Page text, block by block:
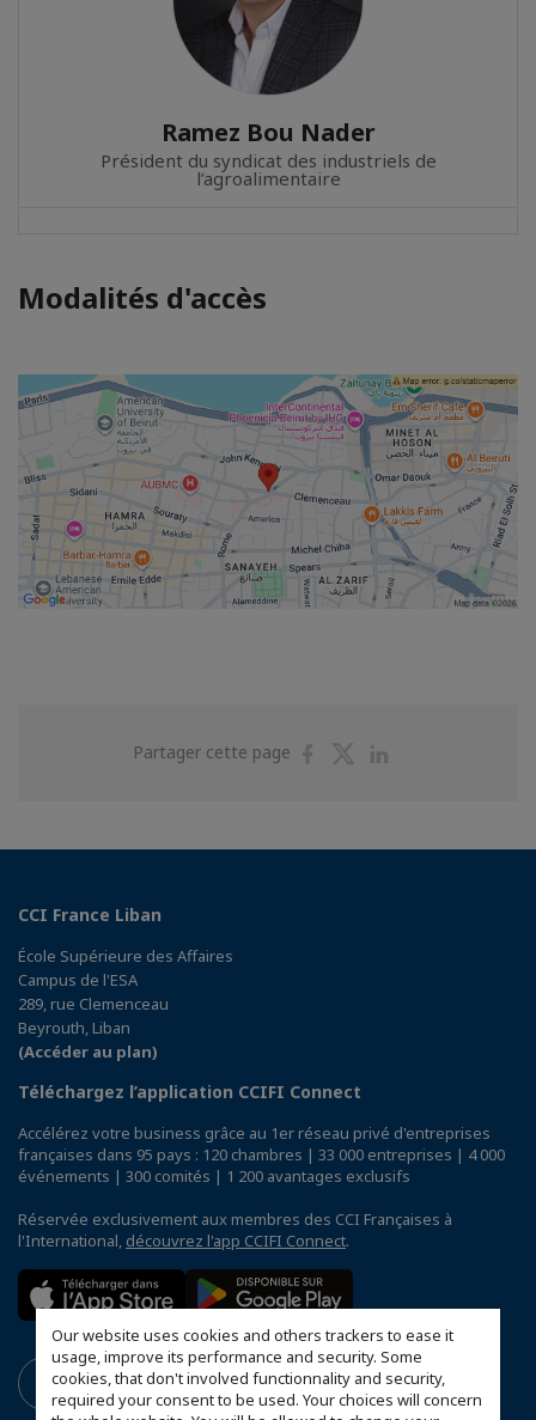
Our website uses cookies and others trackers to ease it
usage, improve its performance and security. Some
cookies, that don't involved functionnality and security,
required your consent to be used. Your choices will concern
Ramez Bou Nader
Président du syndicat des industriels de
l’agroalimentaire
Modalités d'accès
Partager cette page
PartagerPartager
CCI France Liban
École Supérieure des Affaires
Campus de l'ESA
289, rue Clemenceau
Beyrouth, Liban
(Accéder au plan)
Téléchargez l’application CCIFI Connect
Accélérez votre business grâce au 1er réseau privé d'entreprises
françaises dans 95 pays : 120 chambres | 33 000 entreprises | 4 000
événements | 300 comités | 1 200 avantages exclusifs
Réservée exclusivement aux membres des CCI Françaises à
l'International, découvrez l'app CCIFI Connect.